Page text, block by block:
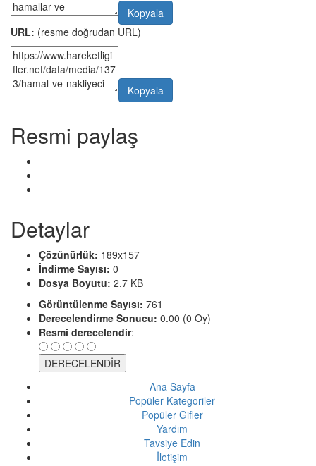
Kopyala
URL: (resme doğrudan URL)
Kopyala
Resmi paylaş
Detaylar
Çözünürlük: 189x157
İndirme Sayısı: 0
Dosya Boyutu: 2.7 KB
Görüntülenme Sayısı: 761
Derecelendirme Sonucu: 0.00 (0 Oy)
Resmi derecelendir:
Ana Sayfa
Popüler Kategoriler
Popüler Gifler
Yardım
Tavsiye Edin
İletişim